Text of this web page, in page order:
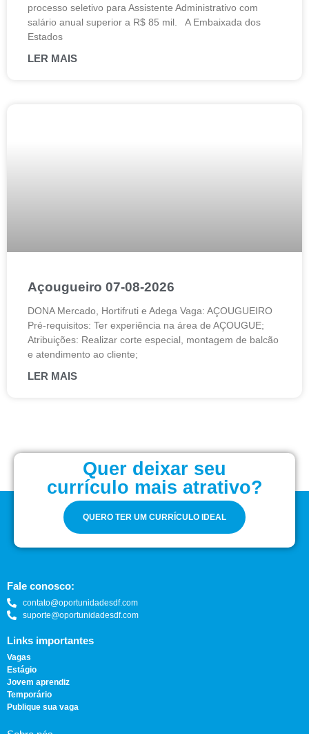
processo seletivo para Assistente Administrativo com
salário anual superior a R$ 85 mil. A Embaixada dos
Estados
LER MAIS
Açougueiro 07-08-2026
DONA Mercado, Hortifruti e Adega Vaga: AÇOUGUEIRO
Pré-requisitos: Ter experiência na área de AÇOUGUE;
Atribuições: Realizar corte especial, montagem de balcão
e atendimento ao cliente;
LER MAIS
Quer deixar seu
currículo mais atrativo?
QUERO TER UM CURRÍCULO IDEAL
Fale conosco:
contato@oportunidadesdf.com
suporte@oportunidadesdf.com
Links importantes
Vagas
Estágio
Jovem aprendiz
Temporário
Publique sua vaga